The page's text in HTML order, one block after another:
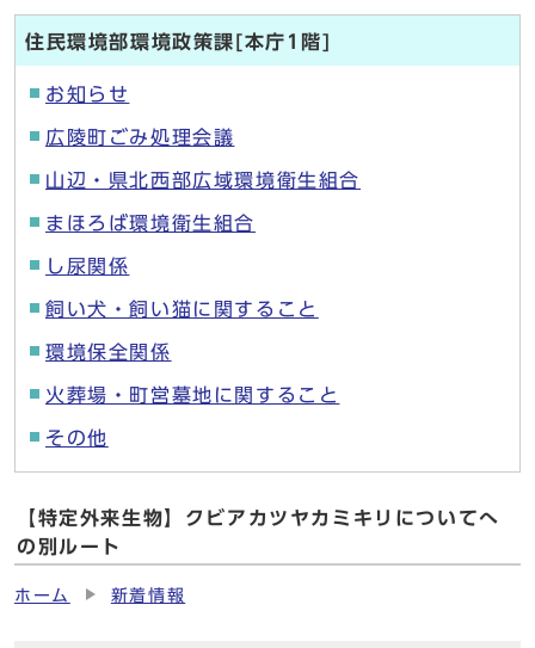
住民環境部環境政策課[本庁1階]
お知らせ
広陵町ごみ処理会議
山辺・県北西部広域環境衛生組合
まほろば環境衛生組合
し尿関係
飼い犬・飼い猫に関すること
環境保全関係
火葬場・町営墓地に関すること
その他
【特定外来生物】クビアカツヤカミキリについてへ
の別ルート
ホーム 新着情報